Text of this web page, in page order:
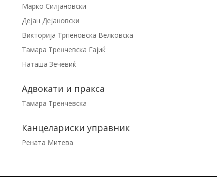
Марко Силјановски
Дејан Дејановски
Викторија Трпеновска Велковска
Тамара Тренчевска Гајиќ
Наташа Зечевиќ
Адвокати и пракса
Тамара Тренчевска
Канцелариски управник
Рената Митева